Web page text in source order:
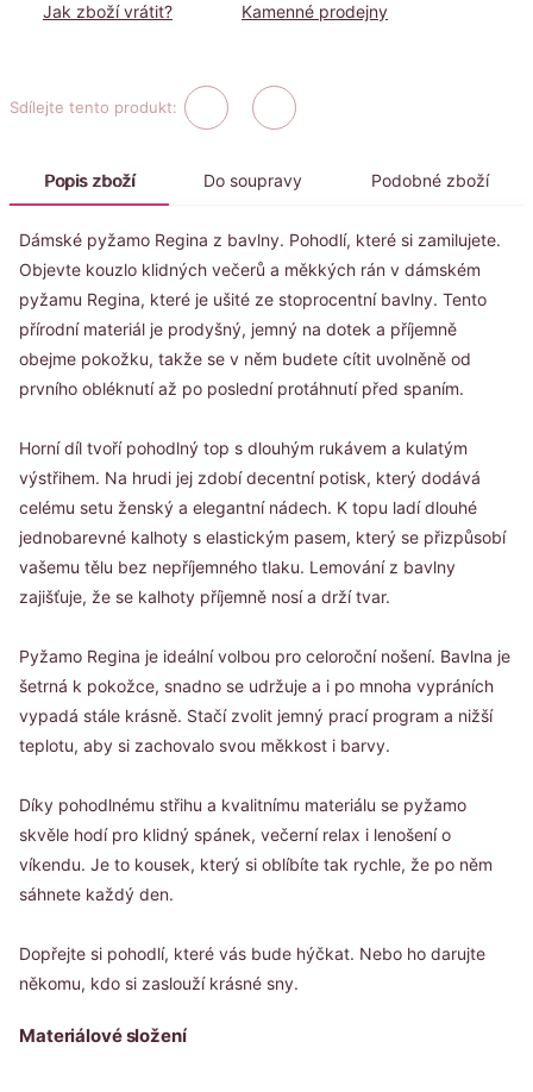
Jak zboží vrátit? Kamenné prodejny
Sdílejte tento produkt:
Popis zboží Do soupravy Podobné zboží
Dámské pyžamo Regina z bavlny. Pohodlí, které si zamilujete.
Objevte kouzlo klidných večerů a měkkých rán v dámském
pyžamu Regina, které je ušité ze stoprocentní bavlny. Tento
přírodní materiál je prodyšný, jemný na dotek a příjemně
obejme pokožku, takže se v něm budete cítit uvolněně od
prvního obléknutí až po poslední protáhnutí před spaním.
Horní díl tvoří pohodlný top s dlouhým rukávem a kulatým
výstřihem. Na hrudi jej zdobí decentní potisk, který dodává
celému setu ženský a elegantní nádech. K topu ladí dlouhé
jednobarevné kalhoty s elastickým pasem, který se přizpůsobí
vašemu tělu bez nepříjemného tlaku. Lemování z bavlny
zajišťuje, že se kalhoty příjemně nosí a drží tvar.
Pyžamo Regina je ideální volbou pro celoroční nošení. Bavlna je
šetrná k pokožce, snadno se udržuje a i po mnoha vypráních
vypadá stále krásně. Stačí zvolit jemný prací program a nižší
teplotu, aby si zachovalo svou měkkost i barvy.
Díky pohodlnému střihu a kvalitnímu materiálu se pyžamo
skvěle hodí pro klidný spánek, večerní relax i lenošení o
víkendu. Je to kousek, který si oblíbíte tak rychle, že po něm
sáhnete každý den.
Dopřejte si pohodlí, které vás bude hýčkat. Nebo ho darujte
někomu, kdo si zaslouží krásné sny.
Materiálové složení